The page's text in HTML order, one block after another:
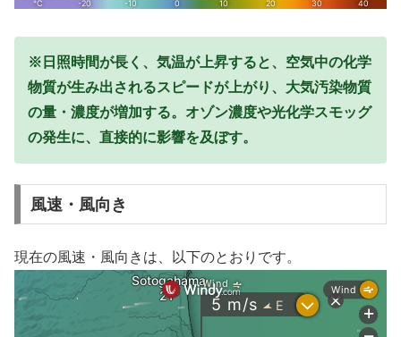
※日照時間が長く、気温が上昇すると、空気中の化学
物質が生み出されるスピードが上がり、大気汚染物質
の量・濃度が増加する。オゾン濃度や光化学スモッグ
の発生に、直接的に影響を及ぼす。
風速・風向き
現在の風速・風向きは、以下のとおりです。